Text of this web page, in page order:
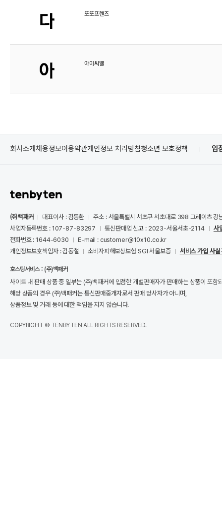
또또프렌즈
아이씨엘
회사소개채용정보이용약관개인정보 처리방침청소년 보호정책 입
㈜백패커 대표이사 : 김동환
주소 : 서울특별시 서초구 서초대로 398 그레이츠 강
사업자등록번호 : 107-87-83297
통신판매업 신고 : 2023-서울서초-2114
사
전화번호 : 1644-6030
E-mail : customer@10x10.co.kr
개인정보보호책임자 : 김동철
소비자피해보상보험 SGI 서울보증 서비스 가입 사실
호스팅서비스 : (주)백패커
사이트 내 판매 상품 중 일부는 (주)백패커에 입점한 개별판매자가 판매하는 상품이 포함
해당 상품의 경우 (주)백패커는 통신판매중개자로서 판매 당사자가 아니며,
상품정보 및 거래 등에 대한 책임을 지지 않습니다.
COPYRIGHT © TENBYTEN ALL RIGHTS RESERVED.